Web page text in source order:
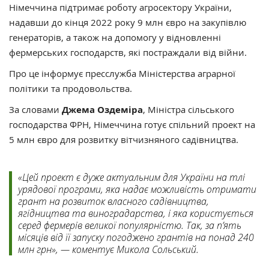
Німеччина підтримає роботу агросектору України,
надавши до кінця 2022 року 9 млн євро на закупівлю
генераторів, а також на допомогу у відновленні
фермерських господарств, які постраждали від війни.
Про це інформує пресслужба Міністерства аграрної
політики та продовольства.
За словами Джема Оздеміра, Міністра сільського
господарства ФРН, Німеччина готує спільний проект на
5 млн євро для розвитку вітчизняного садівництва.
«Цей проект є дуже актуальним для України на тлі
урядової програми, яка надає можливість отримати
грант на розвиток власного садівництва,
ягідництва та виноградарства, і яка користується
серед фермерів великої популярністю. Так, за п’ять
місяців від її запуску погоджено грантів на понад 240
млн грн», — коментує Микола Сольський.